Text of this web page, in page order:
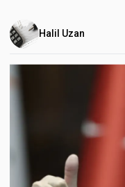
Halil Uzan